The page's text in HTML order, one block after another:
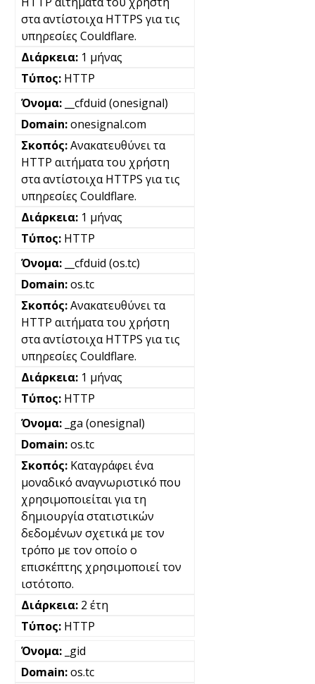
στα αντίστοιχα HTTPS για τις
υπηρεσίες Couldflare.
1 μήνας
HTTP
__cfduid (onesignal)
onesignal.com
Ανακατευθύνει τα
HTTP αιτήματα του χρήστη
στα αντίστοιχα HTTPS για τις
υπηρεσίες Couldflare.
1 μήνας
HTTP
__cfduid (os.tc)
os.tc
Ανακατευθύνει τα
HTTP αιτήματα του χρήστη
στα αντίστοιχα HTTPS για τις
υπηρεσίες Couldflare.
1 μήνας
HTTP
_ga (onesignal)
os.tc
Καταγράφει ένα
μοναδικό αναγνωριστικό που
χρησιμοποιείται για τη
δημιουργία στατιστικών
δεδομένων σχετικά με τον
τρόπο με τον οποίο ο
επισκέπτης χρησιμοποιεί τον
ιστότοπο.
2 έτη
HTTP
_gid
os.tc